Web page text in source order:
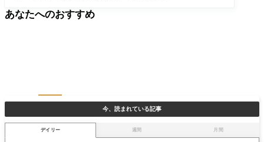
今、読まれている記事
デイリー 週間 月間
あなたへのおすすめ